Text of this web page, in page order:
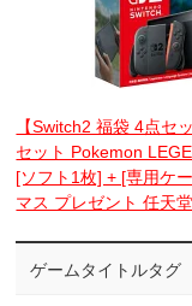
【Switch2 福袋 4点
セット Pokemon
[ソフト1枚] + [専用ケ
マス プレゼント 任天
ゲームタイトルタグ